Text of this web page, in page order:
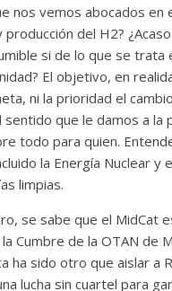
nos vemos abocados en
del H2?
si de lo que se trata
El objetivo, en
ni la prioridad el
sentido que le damos a la
todo para quien.
la Energía Nuclear y
limpias.
se sabe que el MidCat
Cumbre de la OTAN de
ha sido otro que aislar a
lucha sin cuartel para